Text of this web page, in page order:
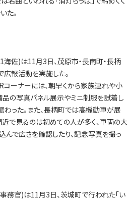
た。
佐)は11月3日、茂原市・長南町・長柄
報活動を実施した。
ーナーには、朝早くから家族連れや小
の写真パネル展示やミニ制服を試着し
った。また、長柄町では高機動車が展
で見るのは初めての人が多く、車両の大
んで広さを確認したり、記念写真を撮っ
務官)は11月3日、茨城町で行われた「い